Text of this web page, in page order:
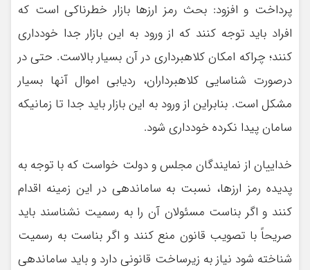
پرداخت و افزود: بحث رمز ارزها بازار خطرناکی است که
افراد باید توجه کنند که از ورود به این بازار جدا خودداری
کنند؛ چراکه امکان کلاهبرداری در آن بسیار بالاست. حتی در
درصورت شناسایی کلاهبرداران، ردیابی اموال آنها بسیار
مشکل است. بنابراین از ورود به این بازار باید جدا تا زمانیکه
سامان پیدا نکرده خودداری شود.
خداییان از نمایندگان مجلس و دولت خواست که با توجه به
پدیده رمز ارزها، نسبت به ساماندهی در این زمینه اقدام
کنند و اگر بناست مسئولان آن را به رسمیت نشناسند باید
صریحاً با تصویب قانون منع کنند و اگر بناست به رسمیت
شناخته شود نیاز به زیرساخت قانونی دارد و باید ساماندهی